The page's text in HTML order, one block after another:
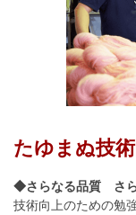
たゆまぬ技
◆さらなる品質 さら
技術向上のための勉